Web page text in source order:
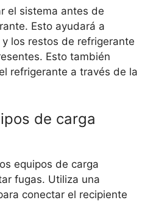
el sistema antes de
Esto ayudará a
los restos de refrigerante
Esto también
refrigerante a través de la
de carga
equipos de carga
fugas. Utiliza una
conectar el recipiente